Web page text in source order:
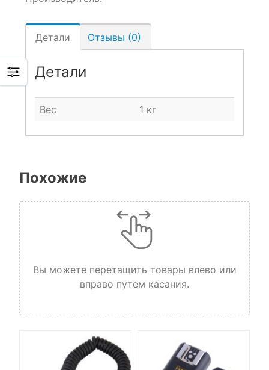
Детали Отзывы (0)
Детали
Вес 1 кг
Похожие
Вы можете перетащить товары влево или
вправо путем касания.